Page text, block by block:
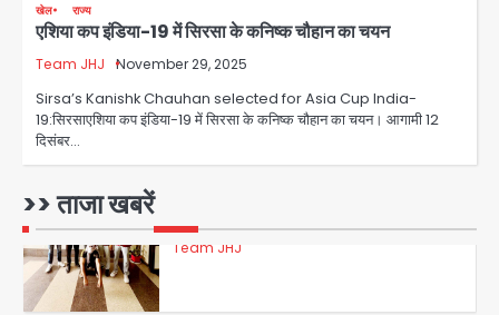
खेल राज्य
एशिया कप इंडिया-19 में सिरसा के कनिष्क चौहान का चयन
Team JHJ November 29, 2025
Sirsa’s Kanishk Chauhan selected for Asia Cup India-
19:सिरसाएशिया कप इंडिया-19 में सिरसा के कनिष्क चौहान का चयन। आगामी 12
दिसंबर…
>> ताजा खबरें
4
5
रोहित चौधरी गैंग का कुख्यात बदमाश राजस्थान
Team JHJ